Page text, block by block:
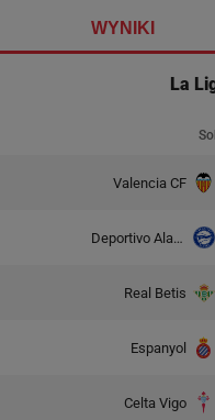
WYNIKI
La
Valencia CF
Deportivo Alaves
Real Betis
Espanyol
Celta Vigo